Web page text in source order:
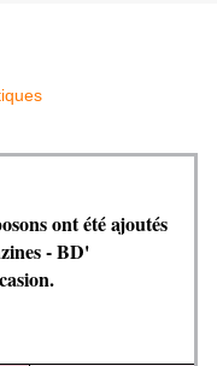
ont été ajoutés
- BD'